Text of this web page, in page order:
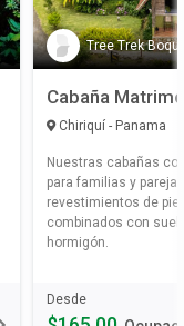
Tree Trek
Cabaña
Chiriquí - Panama
Nuestras cabañas
para familias y
revestimientos de
combinados con
hormigón.
Desde